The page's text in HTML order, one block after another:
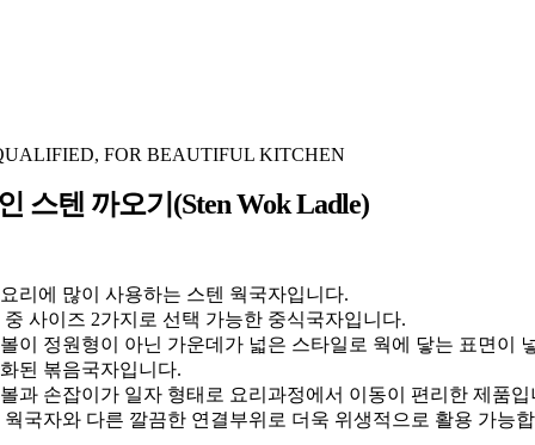
FOR BEAUTIFUL KITCHEN
스텐 까오기(Sten Wok Ladle)
리에 많이 사용하는 스텐 웍국자입니다.
중 사이즈 2가지로 선택 가능한 중식국자입니다.
이 정원형이 아닌 가운데가 넓은 스타일로 웍에 닿는 표면이
된 볶음국자입니다.
과 손잡이가 일자 형태로 요리과정에서 이동이 편리한 제품입
웍국자와 다른 깔끔한 연결부위로 더욱 위생적으로 활용 가능